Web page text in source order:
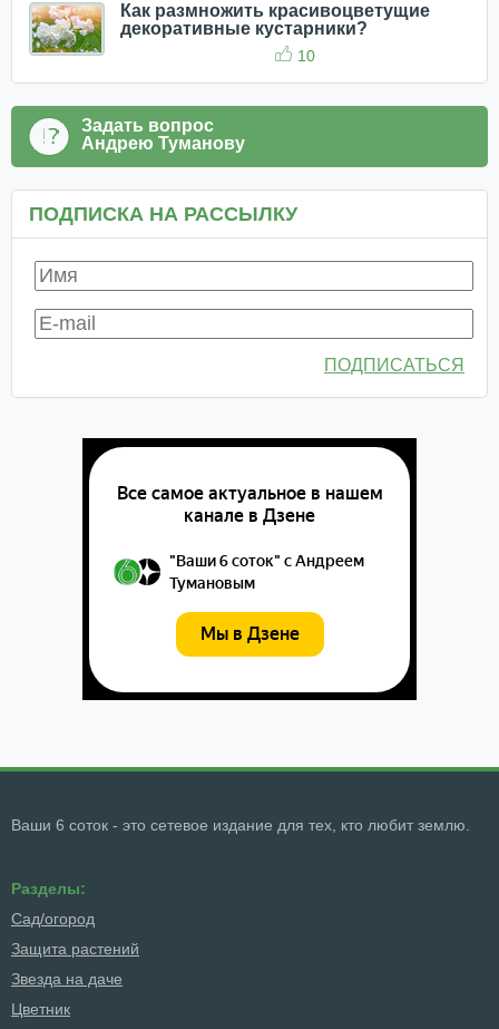
Как размножить красивоцветущие
декоративные кустарники?
10
Задать вопрос
Андрею Туманову
ПОДПИСКА НА РАССЫЛКУ
ПОДПИСАТЬСЯ
Ваши 6 соток - это сетевое издание для тех, кто любит землю.
Разделы:
Сад/огород
Защита растений
Звезда на даче
Цветник